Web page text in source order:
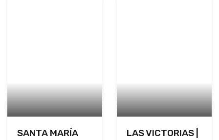
SANTA MARÍA
LAS VICTORIAS |